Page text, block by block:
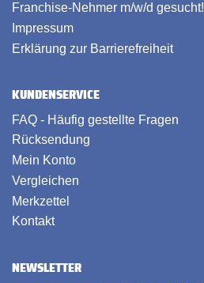
Franchise-Nehmer m/w/d gesucht!
Impressum
Erklärung zur Barrierefreiheit
KUNDENSERVICE
FAQ - Häufig gestellte Fragen
Rücksendung
Mein Konto
Vergleichen
Merkzettel
Kontakt
NEWSLETTER